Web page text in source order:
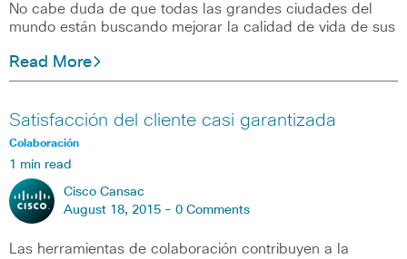
No cabe duda de que todas las grandes ciudades del
mundo están buscando mejorar la calidad de vida de sus
Read More
Satisfacción del cliente casi garantizada
Colaboración
1 min read
Cisco Cansac
August 18, 2015 - 0 Comments
Las herramientas de colaboración contribuyen a la